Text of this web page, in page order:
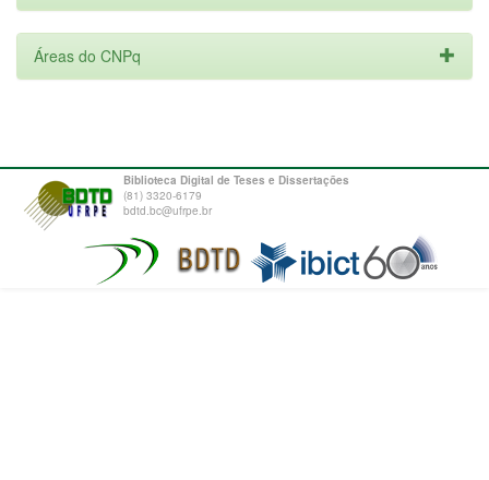
Áreas do CNPq
Biblioteca Digital de Teses e Dissertações
(81) 3320-6179
bdtd.bc@ufrpe.br